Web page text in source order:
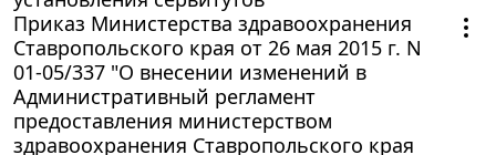
Приказ Министерства здравоохранения
Ставропольского края от 26 мая 2015 г. N
01-05/337 "О внесении изменений в
Административный регламент
предоставления министерством
здравоохранения Ставропольского края